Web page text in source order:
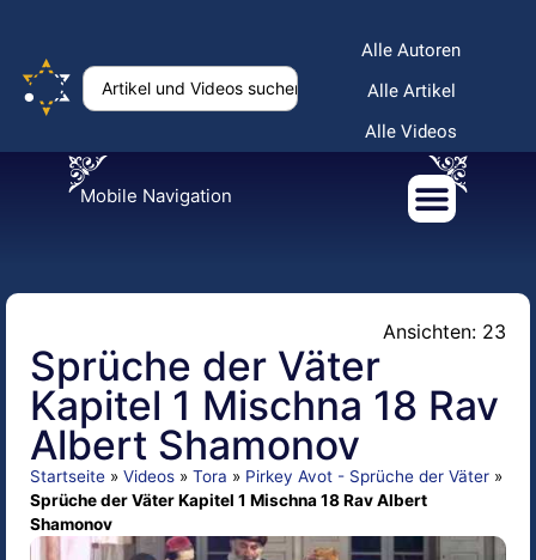
Alle Autoren
Alle Artikel
Alle Videos
Mobile Navigation
Ansichten: 23
Sprüche der Väter
Kapitel 1 Mischna 18 Rav
Albert Shamonov
Startseite » Videos » Tora » Pirkey Avot - Sprüche der Väter »
Sprüche der Väter Kapitel 1 Mischna 18 Rav Albert
Shamonov